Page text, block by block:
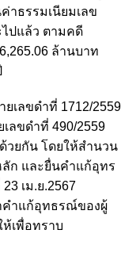
าธรรมเนียมเลข
ปแล้ว ตามคดี
ล้านบาท
เลขดำที่ 1712/2559
ลขดำที่ 490/2559
วยกัน โดยให้สำนวน
ลัก และยื่นคำแก้อุทร
เม.ย.2567
คำแก้อุทธรณ์ของผู้
เพื่อทราบ